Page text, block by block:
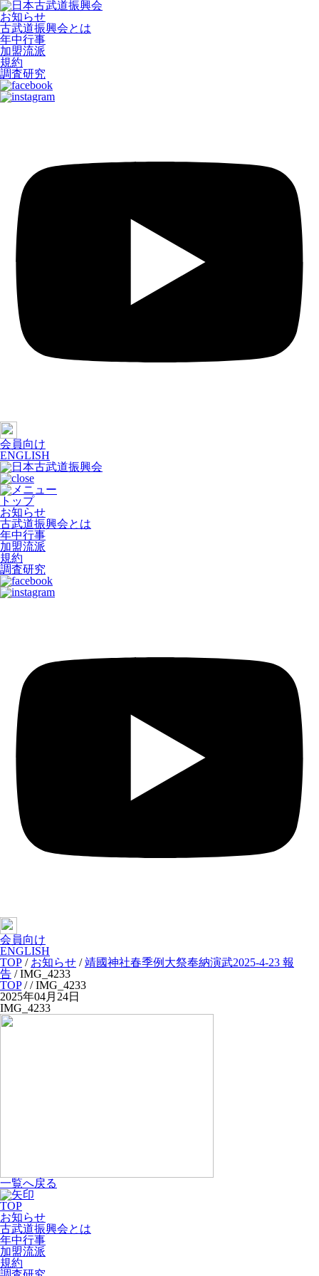
お知らせ
古武道振興会とは
年中行事
加盟流派
規約
調査研究
会員向け
ENGLISH
トップ
お知らせ
古武道振興会とは
年中行事
加盟流派
規約
調査研究
会員向け
ENGLISH
TOP / お知らせ /靖國神社春季例大祭奉納演武2025-4-23 報
告 /IMG_4233
TOP// IMG_4233
2025年04月24日
IMG_4233
一覧へ戻る
TOP
お知らせ
古武道振興会とは
年中行事
加盟流派
規約